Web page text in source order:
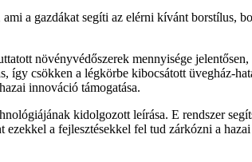
a gazdákat segíti az elérni kívánt borstílus,
növényvédőszerek mennyisége
így csökken a légkörbe kibocsátott üvegház-
innováció támogatása.
kidolgozott leírása. E rendszer
a fejlesztésekkel fel tud zárkózni a